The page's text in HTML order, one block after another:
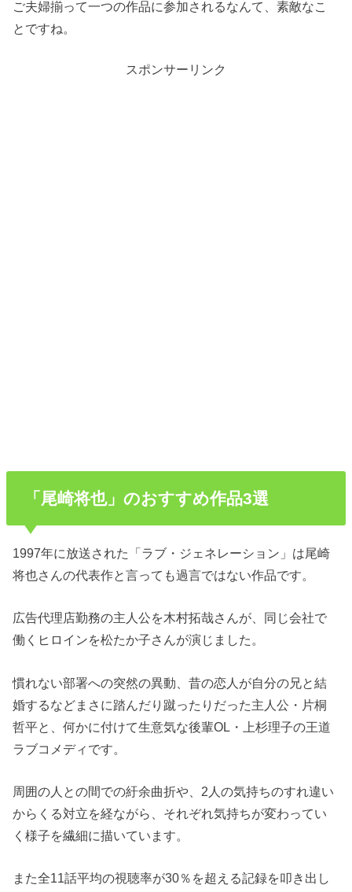
ご夫婦揃って一つの作品に参加されるなんて、素敵なこ
とですね。
スポンサーリンク
「尾崎将也」のおすすめ作品3選
1997年に放送された「ラブ・ジェネレーション」は尾崎
将也さんの代表作と言っても過言ではない作品です。
広告代理店勤務の主人公を木村拓哉さんが、同じ会社で
働くヒロインを松たか子さんが演じました。
慣れない部署への突然の異動、昔の恋人が自分の兄と結
婚するなどまさに踏んだり蹴ったりだった主人公・片桐
哲平と、何かに付けて生意気な後輩OL・上杉理子の王道
ラブコメディです。
周囲の人との間での紆余曲折や、2人の気持ちのすれ違い
からくる対立を経ながら、それぞれ気持ちが変わってい
く様子を繊細に描いています。
また全11話平均の視聴率が30％を超える記録を叩き出し